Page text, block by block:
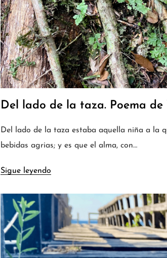
Del lado de la taza. Poema
Del lado de la taza estaba aquella niña a la
bebidas agrias; y es que el alma, con…
Sigue leyendo